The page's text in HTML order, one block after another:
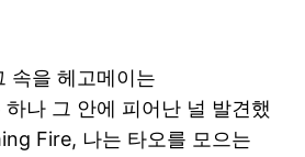
속을 헤고메이는
나 그 안에 피어난 널 발견했
Fire, 나는 타오를 모으는